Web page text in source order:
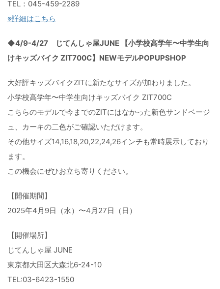
TEL：045-459-2289
※詳細はこちら
◆4/9-4/27 じてんしゃ屋JUNE 【小学校高学年〜中学生向
けキッズバイク ZIT700C】NEWモデルPOPUPSHOP
大好評キッズバイクZITに新たなサイズが加わりました。
小学校高学年〜中学生向けキッズバイク ZIT700C
こちらのモデルで今までのZITにはなかった新色サンドベージ
ュ 、カーキの二色がご確認いただけます。
その他サイズ14,16,18,20,22,24,26インチも常時展示しており
ます。
この機会にぜひお立ち寄りください。
【開催期間】
2025年4月9日（水）〜4月27日（日）
【開催場所】
じてんしゃ屋 JUNE
東京都大田区大森北6-24-10
TEL:03-6423-1550